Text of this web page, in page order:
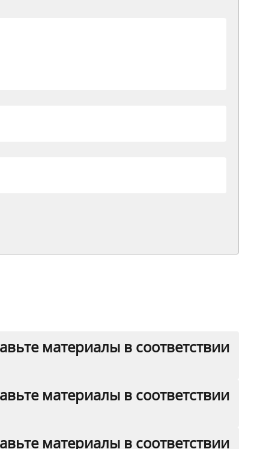
материалы в соответствии
материалы в соответствии
материалы в соответствии